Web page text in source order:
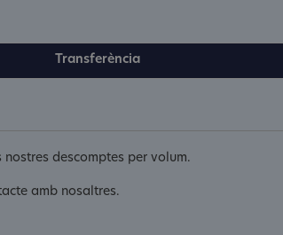
Transferència
descomptes per volum.
amb nosaltres.